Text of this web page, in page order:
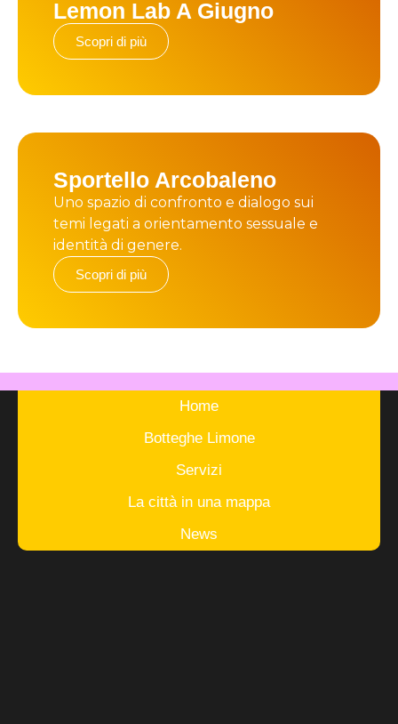
Lemon Lab A Giugno
Scopri di più
Sportello Arcobaleno
Uno spazio di confronto e dialogo sui
temi legati a orientamento sessuale e
identità di genere.
Scopri di più
Home
Botteghe Limone
Servizi
La città in una mappa
News